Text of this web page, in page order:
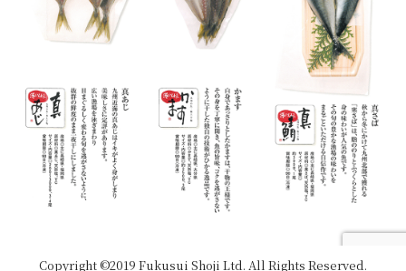
Copyright ©2019 Fukusui Shoji Ltd. All Rights Reserved.